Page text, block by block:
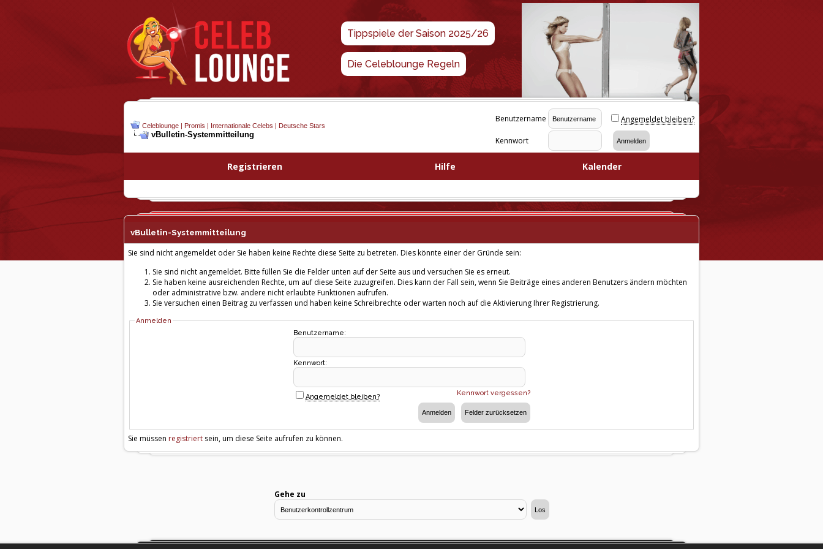
Tippspiele der Saison 2025/26
Die Celeblounge Regeln
Celeblounge | Promis | Internationale Celebs | Deutsche Stars
vBulletin-Systemmitteilung
Benutzername Angemeldet bleiben?
Kennwort
Registrieren Hilfe Kalender
vBulletin-Systemmitteilung
Sie sind nicht angemeldet oder Sie haben keine Rechte diese Seite zu betreten. Dies könnte einer der Gründe sein:
Sie sind nicht angemeldet. Bitte füllen Sie die Felder unten auf der Seite aus und versuchen Sie es erneut.
Sie haben keine ausreichenden Rechte, um auf diese Seite zuzugreifen. Dies kann der Fall sein, wenn Sie Beiträge eines anderen Benutzers ändern möchten
oder administrative bzw. andere nicht erlaubte Funktionen aufrufen.
Sie versuchen einen Beitrag zu verfassen und haben keine Schreibrechte oder warten noch auf die Aktivierung Ihrer Registrierung.
Anmelden
Benutzername:
Kennwort:
Kennwort vergessen?
Angemeldet bleiben?
Sie müssen registriert sein, um diese Seite aufrufen zu können.
Gehe zu